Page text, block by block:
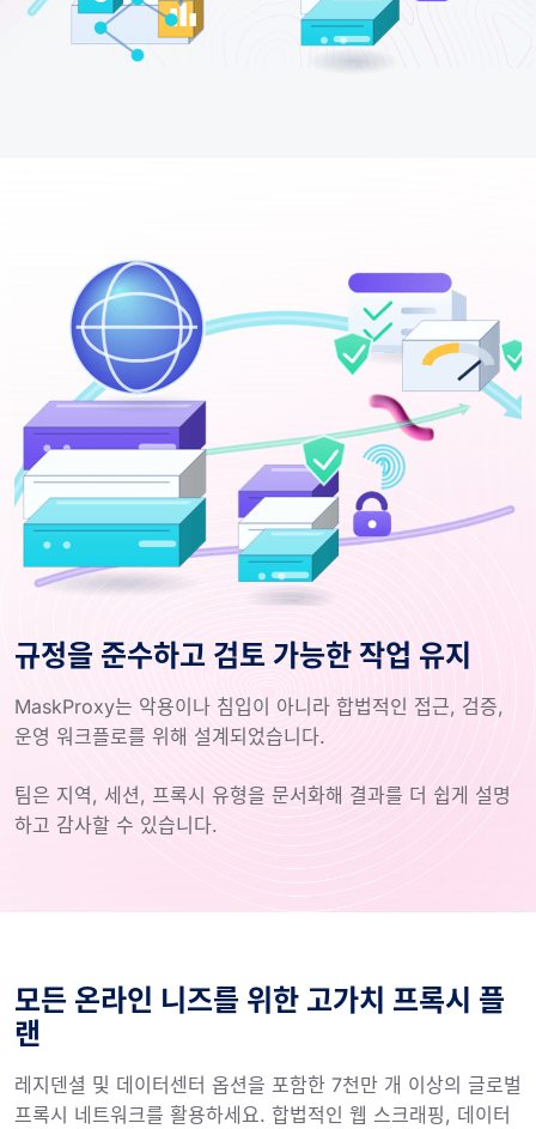
규정을 준수하고 검토 가능한 작업 유지
MaskProxy는 악용이나 침입이 아니라 합법적인 접근, 검증,
운영 워크플로를 위해 설계되었습니다.
팀은 지역, 세션, 프록시 유형을 문서화해 결과를 더 쉽게 설명
하고 감사할 수 있습니다.
모든 온라인 니즈를 위한 고가치 프록시 플
랜
레지덴셜 및 데이터센터 옵션을 포함한 7천만 개 이상의 글로벌
프록시 네트워크를 활용하세요. 합법적인 웹 스크래핑, 데이터